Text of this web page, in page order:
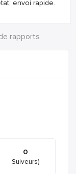
envoi rapide.
rapports
0
Suiveurs)